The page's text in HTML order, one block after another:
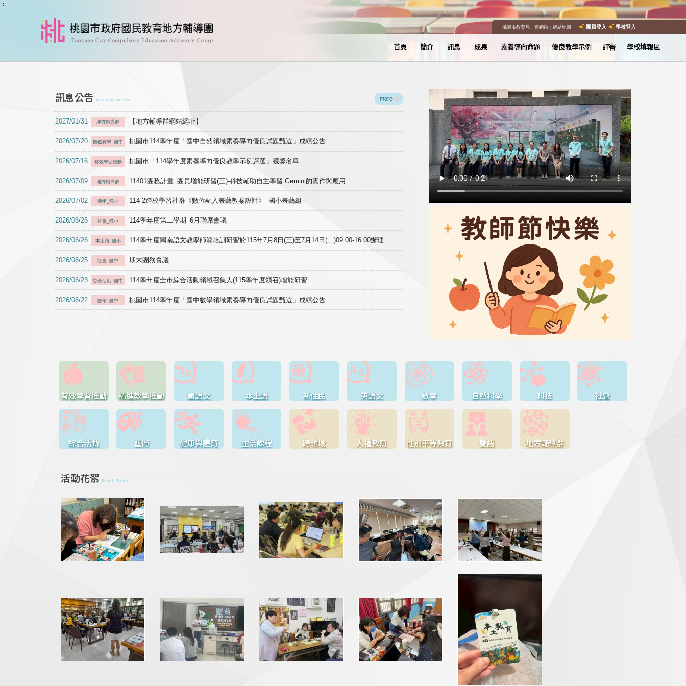
跳到主要內容
:::
桃園市教育局｜ 舊網站｜ 網站地圖 團員登入 學校登入
首頁 簡介 訊息 成果 素養導向命題 優良教學示例 評審 學校填報區
:::
訊息公告 Announcements more
2027/01/31 地方輔導群 【地方輔導群網站網址】
2026/07/20 自然科學_國中 桃園市114學年度「國中自然領域素養導向優良試題甄選」成績公告
2026/07/16 有效學習推動 桃園市「114學年度素養導向優良教學示例評選」獲獎名單
2026/07/09 地方輔導群 11401團務計畫 團員增能研習(三)-科技輔助自主學習:Gemini的實作與應用
2026/07/02 藝術_國小 114-2跨校學習社群《數位融入表藝教案設計》_國小表藝組
2026/06/26 社會_國小 114學年度第二學期 6月聯席會議
2026/06/26 本土語_國小 114學年度閩南語文教學師資培訓研習於115年7月8日(三)至7月14日(二)09:00-16:00辦理
2026/06/25 社會_國中 期末團務會議
2026/06/23 綜合活動_國中 114學年度全市綜合活動領域召集人(115學年度領召)增能研習
2026/06/22 數學_國中 桃園市114學年度「國中數學領域素養導向優良試題甄選」成績公告
有效學習推動 精進教學推動 國語文 本土語 新住民 英語文 數學 自然科學 科技 社會
綜合活動 藝術 健康與體育 生活課程 跨領域 人權教育 性別平等教育 雙語 地方輔導群
活動花絮 Event Photos